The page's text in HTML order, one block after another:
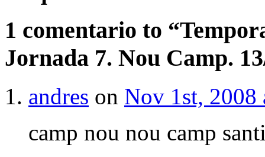
1 comentario to
Jornada 7. Nou Camp.
andres on Nov 1st, 2008
camp nou nou camp